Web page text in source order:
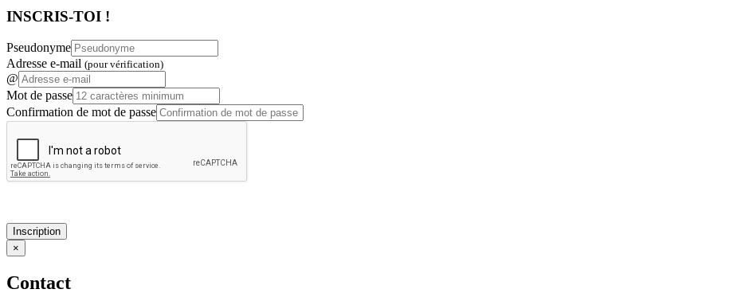
INSCRIS-TOI !
Pseudonyme
Adresse e-mail (pour vérification)
@
Mot de passe
Confirmation de mot de passe
Inscription
×
Contact